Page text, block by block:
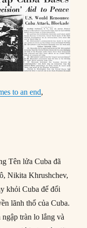
to an end,
Tên lửa Cuba đã
Nikita Khrushchev,
khỏi Cuba để đổi
lãnh thổ của Cuba.
tràn lo lắng và